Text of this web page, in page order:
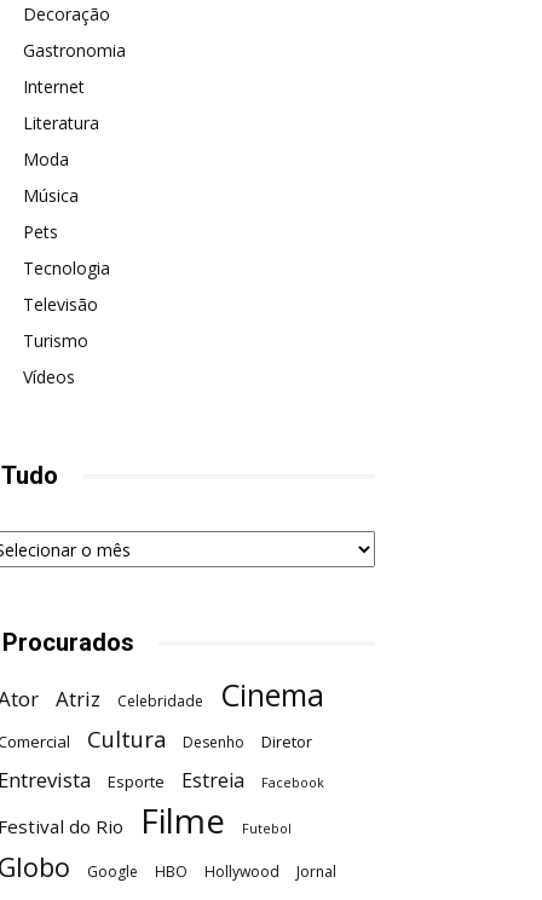
Decoração
Gastronomia
Internet
Literatura
Moda
Música
Pets
Tecnologia
Televisão
Turismo
Vídeos
Atriz Celebridade Cinema
Cultura Desenho Diretor
Entrevista Esporte Estreia Facebook
Festival do Rio Filme Futebol
Globo Google HBO Hollywood Jornal